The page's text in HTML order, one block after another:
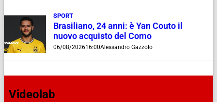
SPORT
Brasiliano, 24 anni: è Yan Couto il
nuovo acquisto del Como
06/08/202616:00Alessandro Gazzolo
Videolab